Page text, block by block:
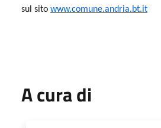
sul sito www.comune.andria.bt.it
A cura di